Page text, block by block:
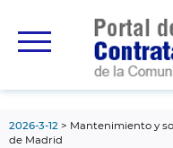
principal
2026-3-12
Mantenimiento y
de Madrid